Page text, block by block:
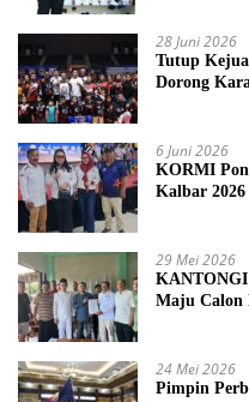
28 Juni 2026
Tutup
Dorong
6 Juni 2026
KORMI
Kalbar
29 Mei 2026
KANTONGI
Maju Calon
24 Mei 2026
Pimpin